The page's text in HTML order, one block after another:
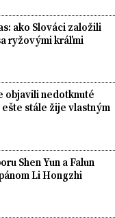
ako Slováci založili
ryžovými kráľmi
objavili nedotknuté
stále žije vlastným
Shen Yun a Falun
Li Hongzhi